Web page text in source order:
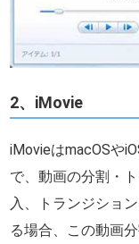
2、iMovie
iMovieはmacOSや
で、動画の分割・
入、トランジショ
る場合、この動画